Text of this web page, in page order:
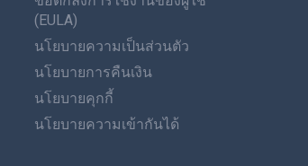
อิตาเลียน
العربية
(EULA)
นโยบายความเป็นส่วนตัว
นโยบายการคืนเงิน
นโยบายคุกกี้
นโยบายความเข้ากันได้